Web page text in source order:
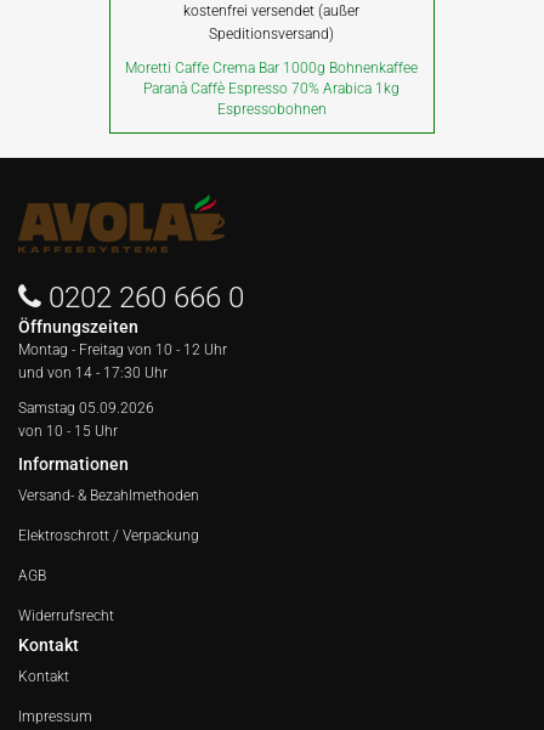
kostenfrei versendet (außer
Speditionsversand)
Moretti Caffe Crema Bar 1000g Bohnenkaffee
Paranà Caffè Espresso 70% Arabica 1kg
Espressobohnen
0202 260 666 0
Öffnungszeiten
Montag - Freitag von 10 - 12 Uhr
und von 14 - 17:30 Uhr
Samstag 05.09.2026
von 10 - 15 Uhr
Informationen
Versand- & Bezahlmethoden
Elektroschrott / Verpackung
AGB
Widerrufsrecht
Kontakt
Kontakt
Impressum